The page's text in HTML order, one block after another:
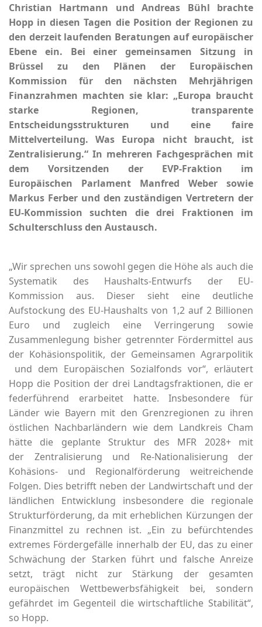
Christian Hartmann und Andreas Bühl brachte
Hopp in diesen Tagen die Position der Regionen zu
den derzeit laufenden Beratungen auf europäischer
Ebene ein. Bei einer gemeinsamen Sitzung in
Brüssel zu den Plänen der Europäischen
Kommission für den nächsten Mehrjährigen
Finanzrahmen machten sie klar: „Europa braucht
starke Regionen, transparente
Entscheidungsstrukturen und eine faire
Mittelverteilung. Was Europa nicht braucht, ist
Zentralisierung.“ In mehreren Fachgesprächen mit
dem Vorsitzenden der EVP-Fraktion im
Europäischen Parlament Manfred Weber sowie
Markus Ferber und den zuständigen Vertretern der
EU-Kommission suchten die drei Fraktionen im
Schulterschluss den Austausch.
Wir sprechen uns sowohl gegen die Höhe als auch die
Systematik des Haushalts-Entwurfs der EU-
Kommission aus. Dieser sieht eine deutliche
Aufstockung des EU-Haushalts von 1,2 auf 2 Billionen
Euro und zugleich eine Verringerung sowie
Zusammenlegung bisher getrennter Fördermittel aus
der Kohäsionspolitik, der Gemeinsamen Agrarpolitik
und dem Europäischen Sozialfonds vor“, erläutert
Hopp die Position der drei Landtagsfraktionen, die er
federführend erarbeitet hatte. Insbesondere für
Länder wie Bayern mit den Grenzregionen zu ihren
östlichen Nachbarländern wie dem Landkreis Cham
hätte die geplante Struktur des MFR 2028+ mit
der Zentralisierung und Re-Nationalisierung der
Kohäsions- und Regionalförderung weitreichende
Folgen. Dies betrifft neben der Landwirtschaft und der
ländlichen Entwicklung insbesondere die regionale
Strukturförderung, da mit erheblichen Kürzungen der
Finanzmittel zu rechnen ist. „Ein zu befürchtendes
extremes Fördergefälle innerhalb der EU, das zu einer
Schwächung der Starken führt und falsche Anreize
setzt, trägt nicht zur Stärkung der gesamten
europäischen Wettbewerbsfähigkeit bei, sondern
gefährdet im Gegenteil die wirtschaftliche Stabilität“,
so Hopp.